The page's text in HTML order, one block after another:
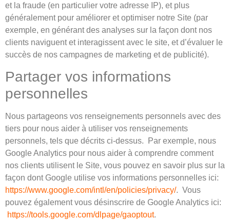
et la fraude (en particulier votre adresse IP), et plus
généralement pour améliorer et optimiser notre Site (par
exemple, en générant des analyses sur la façon dont nos
clients naviguent et interagissent avec le site, et d’évaluer le
succès de nos campagnes de marketing et de publicité).
Partager vos informations
personnelles
Nous partageons vos renseignements personnels avec des
tiers pour nous aider à utiliser vos renseignements
personnels, tels que décrits ci-dessus. Par exemple, nous
Google Analytics pour nous aider à comprendre comment
nos clients utilisent le Site, vous pouvez en savoir plus sur la
façon dont Google utilise vos informations personnelles ici:
https://www.google.com/intl/en/policies/privacy/. Vous
pouvez également vous désinscrire de Google Analytics ici:
https://tools.google.com/dlpage/gaoptout.